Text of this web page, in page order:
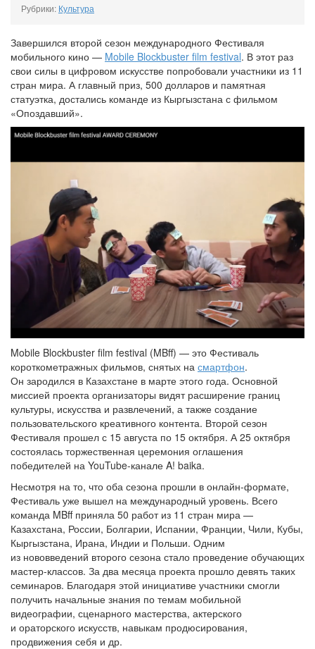
Рубрики: Культура
Завершился второй сезон международного Фестиваля
мобильного кино — Mobile Blockbuster film festival. В этот раз
свои силы в цифровом искусстве попробовали участники из 11
стран мира. А главный приз, 500 долларов и памятная
статуэтка, достались команде из Кыргызстана с фильмом
«Опоздавший».
Mobile Blockbuster film festival (MBff) — это Фестиваль
короткометражных фильмов, снятых на смартфон.
Он зародился в Казахстане в марте этого года. Основной
миссией проекта организаторы видят расширение границ
культуры, искусства и развлечений, а также создание
пользовательского креативного контента. Второй сезон
Фестиваля прошел с 15 августа по 15 октября. А 25 октября
состоялась торжественная церемония оглашения
победителей на YouTube-канале A! baika.
Несмотря на то, что оба сезона прошли в онлайн-формате,
Фестиваль уже вышел на международный уровень. Всего
команда MBff приняла 50 работ из 11 стран мира —
Казахстана, России, Болгарии, Испании, Франции, Чили, Кубы,
Кыргызстана, Ирана, Индии и Польши. Одним
из нововведений второго сезона стало проведение обучающих
мастер-классов. За два месяца проекта прошло девять таких
семинаров. Благодаря этой инициативе участники смогли
получить начальные знания по темам мобильной
видеографии, сценарного мастерства, актерского
и ораторского искусств, навыкам продюсирования,
продвижения себя и др.